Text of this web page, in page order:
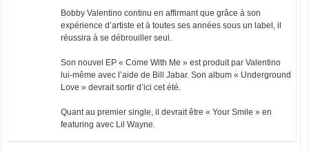
Bobby Valentino continu en affirmant que grâce à son
expérience d’artiste et à toutes ses années sous un label, il
réussira à se débrouiller seul.
Son nouvel EP « Come With Me » est produit par Valentino
lui-même avec l’aide de Bill Jabar. Son album « Underground
Love » devrait sortir d’ici cet été.
Quant au premier single, il devrait être « Your Smile » en
featuring avec Lil Wayne.